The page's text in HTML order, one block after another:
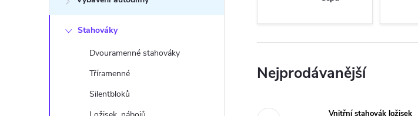
a
Stahováky
Dvouramenné stahováky
Tříramenné
Silentbloků
Nejprodávanější
Vnitřní stahovák ložisek